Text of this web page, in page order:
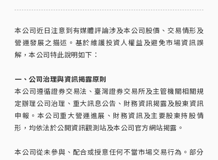
本公司近日注意到有媒體評論涉及本公司股價、交易情形及
營運發展之描述。基於維護投資人權益及避免市場資訊誤
解，本公司特此說明如下：
一、公司治理與資訊揭露原則
本公司遵循證券交易法、臺灣證券交易所及主管機關相關規
定辦理公司治理、重大訊息公告、財務資訊揭露及股東資訊
申報。本公司重大營運進展、財務資訊及主要股東持股情
形，均依法於公開資訊觀測站及本公司官方網站揭露。
本公司從未參與、配合或授意任何不當市場交易行為。部分